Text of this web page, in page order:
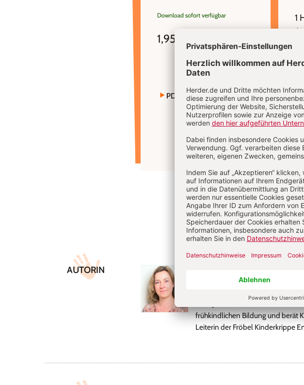
Download sofort verfügbar
1,95 €
PDF bestellen
1
Sie
Artikel-
InfosAUTORIN
Christine Steinmetzer ist
zehn Jahren befasst sie sich mit
frühkindlichen Bildung und berät
Leiterin der Fröbel Kinderkrippe